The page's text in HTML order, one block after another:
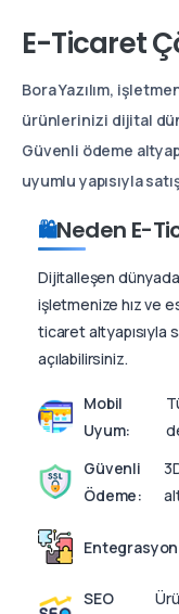
E-Ticaret
Bora Yazılım,
ürünlerinizi dijital
Güvenli ödeme
uyumlu yapısıyla
🛍Neden E-
Dijitalleşen
işletmenize hız ve
ticaret altyapısıyla
açılabilirsiniz.
Mobil
Uyum:
Güvenli
Ödeme:
SEO